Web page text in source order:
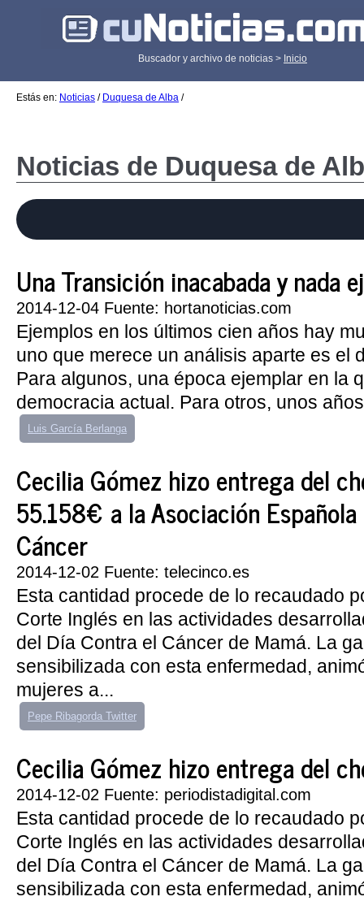
Buscador y archivo de noticias > Inicio
Estás en: Noticias / Duquesa de Alba /
Noticias de Duquesa de
Una Transición inacabada y nada
2014-12-04 Fuente: hortanoticias.com
Ejemplos en los últimos cien años hay
uno que merece un análisis aparte es el
Para algunos, una época ejemplar en la
democracia actual. Para otros, unos
Luis García Berlanga
Cecilia Gómez hizo entrega del
55.158€ a la Asociación
Cáncer
2014-12-02 Fuente: telecinco.es
Esta cantidad procede de lo recaudado
Corte Inglés en las actividades
del Día Contra el Cáncer de Mamá. La
sensibilizada con esta enfermedad,
mujeres a...
Pepe Ribagorda Twitter
Cecilia Gómez hizo entrega del
2014-12-02 Fuente: periodistadigital.com
Esta cantidad procede de lo recaudado
Corte Inglés en las actividades
del Día Contra el Cáncer de Mamá. La
sensibilizada con esta enfermedad,